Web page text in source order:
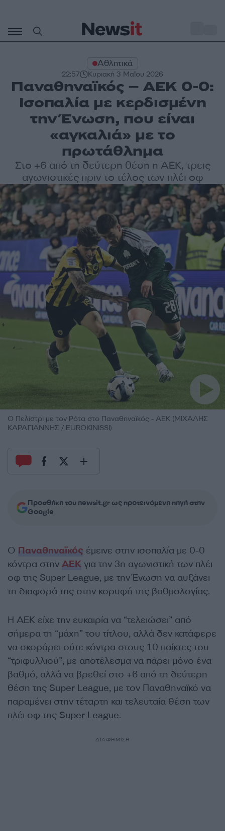
περιεχόμενο
Αθλητικά
22:57 Κυριακή 3 Μαΐου 2026
Παναθηναϊκός – ΑΕΚ 0-0:
Ισοπαλία με κερδισμένη
την Ένωση, που είναι
«αγκαλιά» με το
πρωτάθλημα
Στο +6 από τη δεύτερη θέση η ΑΕΚ, τρεις
αγωνιστικές πριν το τέλος των πλέι οφ
Ο Πελίστρι με τον Ρότα στο Παναθηναϊκός - ΑΕΚ (ΜΙΧΑΛΗΣ
ΚΑΡΑΓΙΑΝΝΗΣ / EUROKINISSI)
Προσθήκη του newsit.gr ως προτεινόμενη πηγή στην
Google
Ο Παναθηναϊκός έμεινε στην ισοπαλία με 0-0
κόντρα στην ΑΕΚ για την 3η αγωνιστική των πλέι
οφ της Super League, με την Ένωση να αυξάνει
τη διαφορά της στην κορυφή της βαθμολογίας.
Η ΑΕΚ είχε την ευκαιρία να “τελειώσει” από
σήμερα τη “μάχη” του τίτλου, αλλά δεν κατάφερε
να σκοράρει ούτε κόντρα στους 10 παίκτες του
“τριφυλλιού”, με αποτέλεσμα να πάρει μόνο ένα
βαθμό, αλλά να βρεθεί στο +6 από τη δεύτερη
θέση της Super League, με τον Παναθηναϊκό να
παραμένει στην τέταρτη και τελευταία θέση των
πλέι οφ της Super League.
ΔΙΑΦΗΜΙΣΗ